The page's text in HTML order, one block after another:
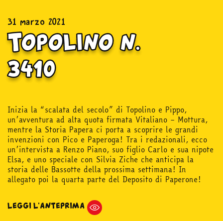
31 marzo 2021
Topolino n.
3410
Inizia la “scalata del secolo” di Topolino e Pippo,
un’avventura ad alta quota firmata Vitaliano – Mottura,
mentre la Storia Papera ci porta a scoprire le grandi
invenzioni con Pico e Paperoga! Tra i redazionali, ecco
un’intervista a Renzo Piano, suo figlio Carlo e sua nipote
Elsa, e uno speciale con Silvia Ziche che anticipa la
storia delle Bassotte della prossima settimana! In
allegato poi la quarta parte del Deposito di Paperone!
LEGGI L'ANTEPRIMA